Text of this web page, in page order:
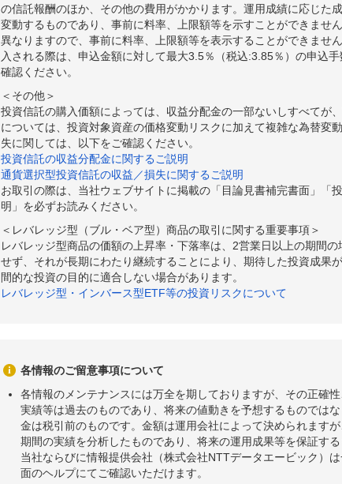
2026年06月12日 91,955 +2,168 +2.41%
2026年06月11日 89,787 -2,245 -2.44%
2026年06月10日
2026年06月09日
2026年06月08日 91,803 -4,930 -5.10%
2026年06月05日 96,733
2026年06月04日 98,895 -1,241 -1.24%
2026年06月03日
2026年06月02日 100,373 +1,549 +1.57%
2026年06月01日 98,824
2026年05月29日 96,920 +871
2026年05月26日 92,294 +62 +0.07%
2026年05月25日 92,232 -687 -0.74%
2026年05月22日 92,919 +694 +0.75%
2026年05月21日 92,225
の信託報酬のほか、その他の費用がかかります。運用成績に応じた
変動するものであり、事前に料率、上限額等を示すことができませ
異なりますので、事前に料率、上限額等を表示することができませ
入される際は、申込金額に対して最大3.5％（税込:3.85％）の申込
確認ください。
＜その他＞
投資信託の購入価額によっては、収益分配金の一部ないしすべてが
については、投資対象資産の価格変動リスクに加えて複雑な為替変
失に関しては、以下をご確認ください。
投資信託の収益分配金に関するご説明
通貨選択型投資信託の収益／損失に関するご説明
お取引の際は、当社ウェブサイトに掲載の「目論見書補完書面」「
明」を必ずお読みください。
＜レバレッジ型（ブル・ベア型）商品の取引に関する重要事項＞
レバレッジ型商品の価額の上昇率・下落率は、2営業日以上の期間
せず、それが長期にわたり継続することにより、期待した投資成果
間的な投資の目的に適合しない場合があります。
レバレッジ型・インバース型ETF等の投資リスクについて
各情報のご留意事項について
各情報のメンテナンスには万全を期しておりますが、その正確
実績等は過去のものであり、将来の値動きを予想するものでは
金は税引前のものです。金額は運用会社によって決められます
期間の実績を分析したものであり、将来の運用成果等を保証す
当社ならびに情報提供会社（株式会社NTTデータエービック）
面のヘルプにてご確認いただけます。